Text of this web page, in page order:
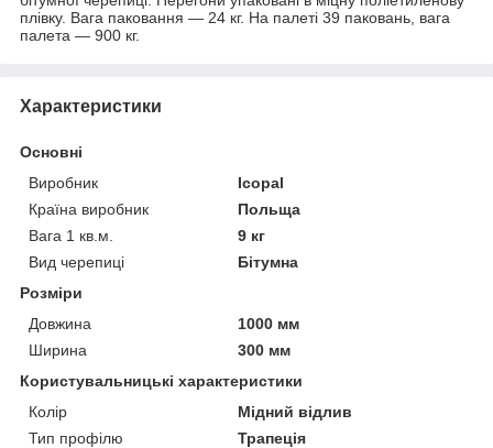
плівку. Вага паковання — 24 кг. На палеті 39 паковань, вага
палета — 900 кг.
Характеристики
Основні
Виробник
Icopal
Країна виробник
Польща
Вага 1 кв.м.
9 кг
Вид черепиці
Бітумна
Розміри
Довжина
1000 мм
Ширина
300 мм
Користувальницькі характеристики
Колір
Мідний відлив
Тип профілю
Трапеція